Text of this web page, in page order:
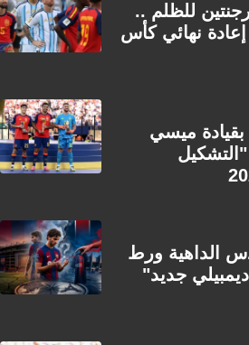
للظلم ..
إعادة نهائي كأس
ميسي
الداهية ورط
جديد"